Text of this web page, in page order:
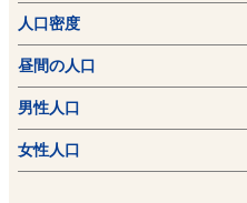
人口密度
昼間の人口
男性人口
女性人口